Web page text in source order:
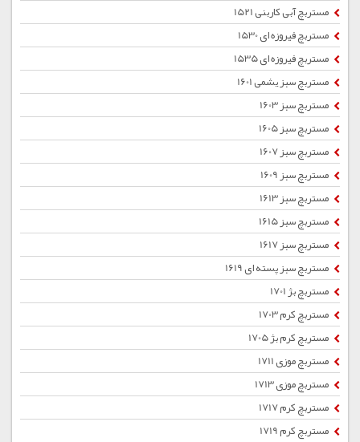
مستربچ آبی کاربنی 1521
مستربچ فیروزه ای 1530
مستربچ فیروزه ای 1535
مستربچ سبز یشمی 1601
مستربچ سبز 1603
مستربچ سبز 1605
مستربچ سبز 1607
مستربچ سبز 1609
مستربچ سبز 1613
مستربچ سبز 1615
مستربچ سبز 1617
مستربچ سبز پسته ای 1619
مستربچ بژ 1701
مستربچ کرم 1703
مستربچ کرم بژ 1705
مستربچ موزی 1711
مستربچ موزی 1713
مستربچ کرم 1717
مستربچ کرم 1719